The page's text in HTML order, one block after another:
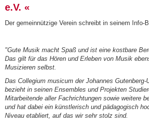
e.V. «
Der gemeinnützige Verein schreibt in seinem Info-
"Gute Musik macht Spaß und ist eine kostbare
Das gilt für das Hören und Erleben von Musik
Musizieren selbst.
Das Collegium musicum der Johannes Gutenberg-
bezieht in seinen Ensembles und Projekten
Mitarbeitende aller Fachrichtungen sowie weitere
und hat dabei ein künstlerisch und pädagogisch
Niveau etabliert, auf das wir sehr stolz sind.